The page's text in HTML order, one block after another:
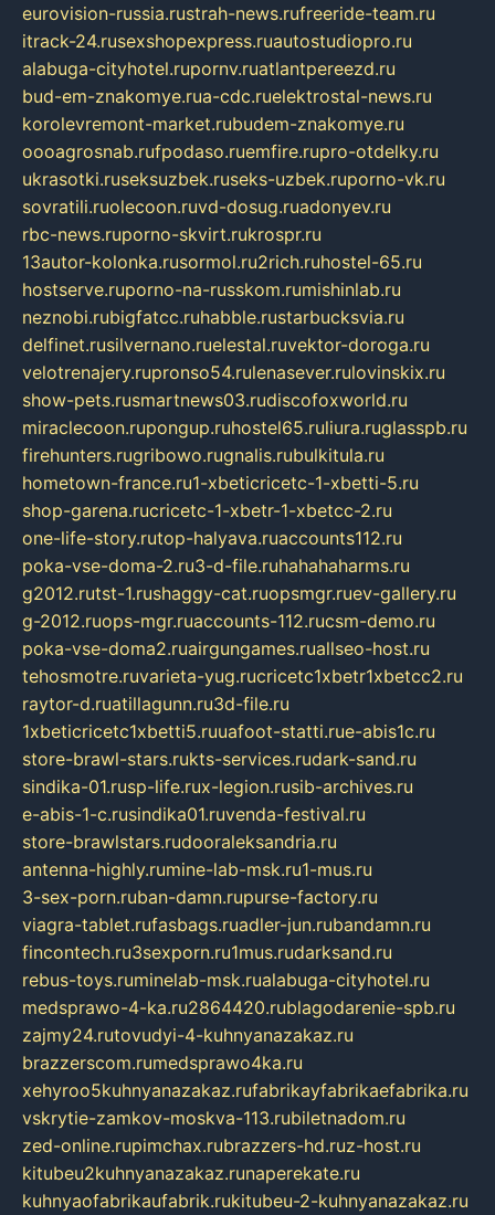
eurovision-russia.rustrah-news.rufreeride-team.ru
itrack-24.rusexshopexpress.ruautostudiopro.ru
alabuga-cityhotel.rupornv.ruatlantpereezd.ru
bud-em-znakomye.rua-cdc.ruelektrostal-news.ru
korolevremont-market.rubudem-znakomye.ru
oooagrosnab.rufpodaso.ruemfire.rupro-otdelky.ru
ukrasotki.ruseksuzbek.ruseks-uzbek.ruporno-vk.ru
sovratili.ruolecoon.ruvd-dosug.ruadonyev.ru
rbc-news.ruporno-skvirt.rukrospr.ru
13autor-kolonka.rusormol.ru2rich.ruhostel-65.ru
hostserve.ruporno-na-russkom.rumishinlab.ru
neznobi.rubigfatcc.ruhabble.rustarbucksvia.ru
delfinet.rusilvernano.ruelestal.ruvektor-doroga.ru
velotrenajery.rupronso54.rulenasever.rulovinskix.ru
show-pets.rusmartnews03.rudiscofoxworld.ru
miraclecoon.rupongup.ruhostel65.ruliura.ruglasspb.ru
firehunters.rugribowo.rugnalis.rubulkitula.ru
hometown-france.ru1-xbeticricetc-1-xbetti-5.ru
shop-garena.rucricetc-1-xbetr-1-xbetcc-2.ru
one-life-story.rutop-halyava.ruaccounts112.ru
poka-vse-doma-2.ru3-d-file.ruhahahaharms.ru
g2012.rutst-1.rushaggy-cat.ruopsmgr.ruev-gallery.ru
g-2012.ruops-mgr.ruaccounts-112.rucsm-demo.ru
poka-vse-doma2.ruairgungames.ruallseo-host.ru
tehosmotre.ruvarieta-yug.rucricetc1xbetr1xbetcc2.ru
raytor-d.ruatillagunn.ru3d-file.ru
1xbeticricetc1xbetti5.ruuafoot-statti.rue-abis1c.ru
store-brawl-stars.rukts-services.rudark-sand.ru
sindika-01.rusp-life.rux-legion.rusib-archives.ru
e-abis-1-c.rusindika01.ruvenda-festival.ru
store-brawlstars.rudooraleksandria.ru
antenna-highly.rumine-lab-msk.ru1-mus.ru
3-sex-porn.ruban-damn.rupurse-factory.ru
viagra-tablet.rufasbags.ruadler-jun.rubandamn.ru
fincontech.ru3sexporn.ru1mus.rudarksand.ru
rebus-toys.ruminelab-msk.rualabuga-cityhotel.ru
medsprawo-4-ka.ru2864420.rublagodarenie-spb.ru
zajmy24.rutovudyi-4-kuhnyanazakaz.ru
brazzerscom.rumedsprawo4ka.ru
xehyroo5kuhnyanazakaz.rufabrikayfabrikaefabrika.ru
vskrytie-zamkov-moskva-113.rubiletnadom.ru
zed-online.rupimchax.rubrazzers-hd.ruz-host.ru
kitubeu2kuhnyanazakaz.runaperekate.ru
kuhnyaofabrikaufabrik.rukitubeu-2-kuhnyanazakaz.ru